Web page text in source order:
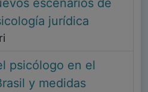
jurídica
psicólogo en el
y medidas